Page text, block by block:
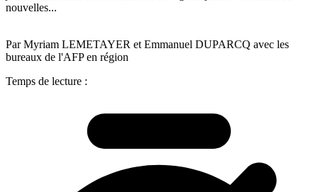
nouvelles...
Par Myriam LEMETAYER et Emmanuel DUPARCQ avec les
bureaux de l'AFP en région
Temps de lecture :